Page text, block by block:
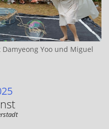
Yoo und Miguel